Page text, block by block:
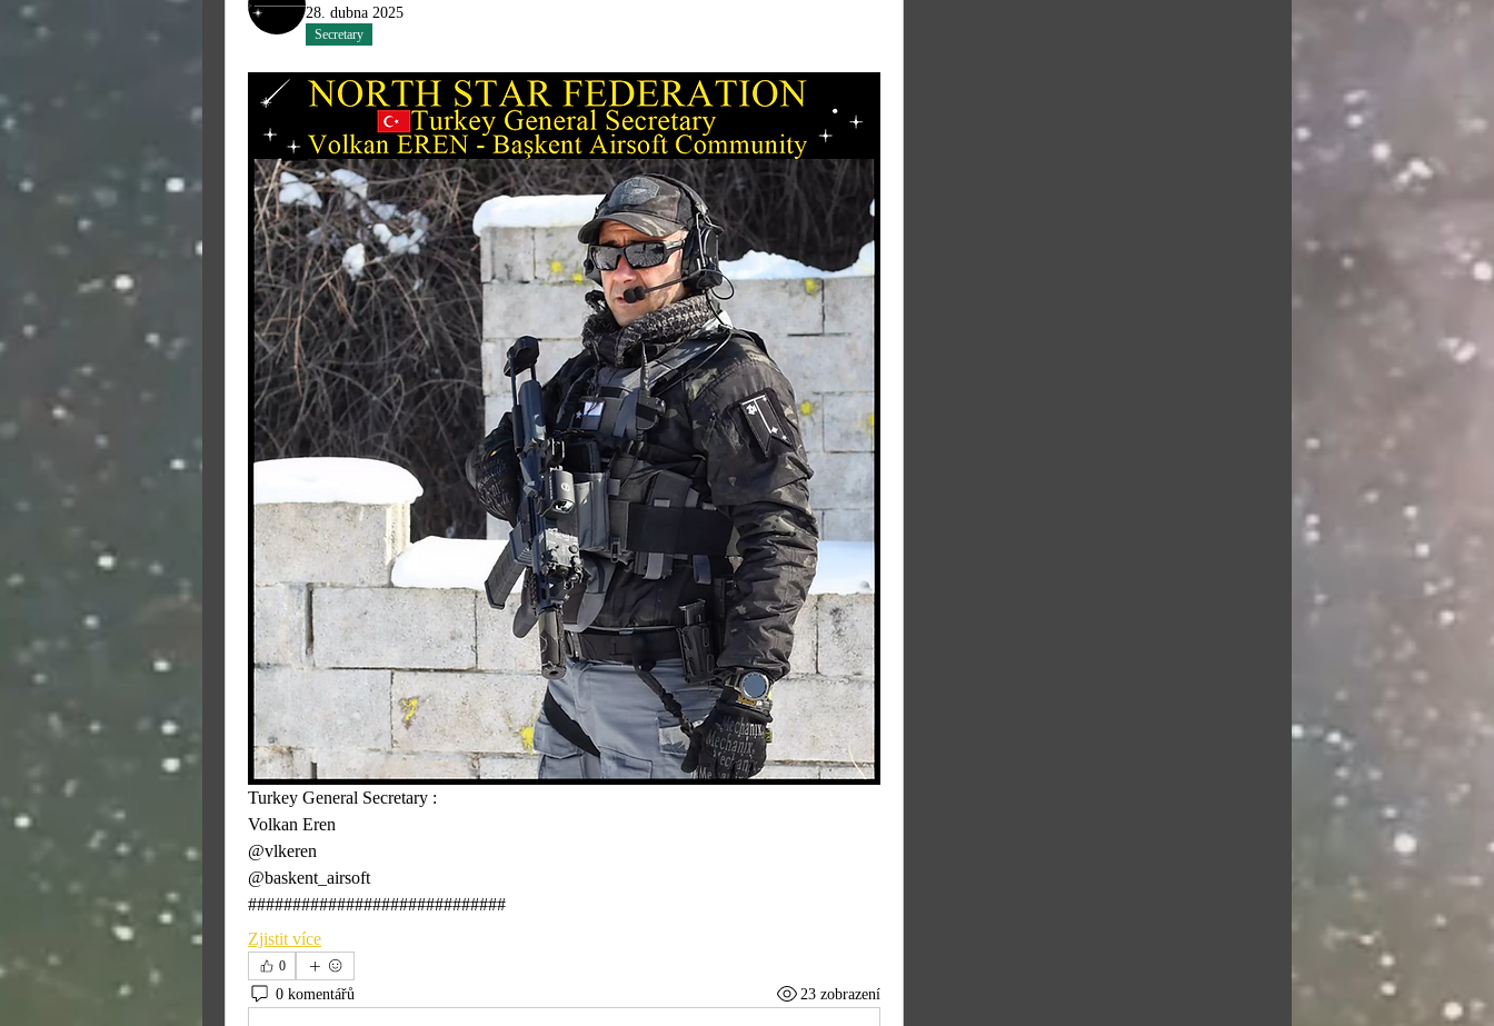
28. dubna 2025
Secretary
Turkey General Secretary :
Volkan Eren
@vlkeren
@baskent_airsoft
#############################
Zjistit více
0
0 komentářů 23 zobrazení